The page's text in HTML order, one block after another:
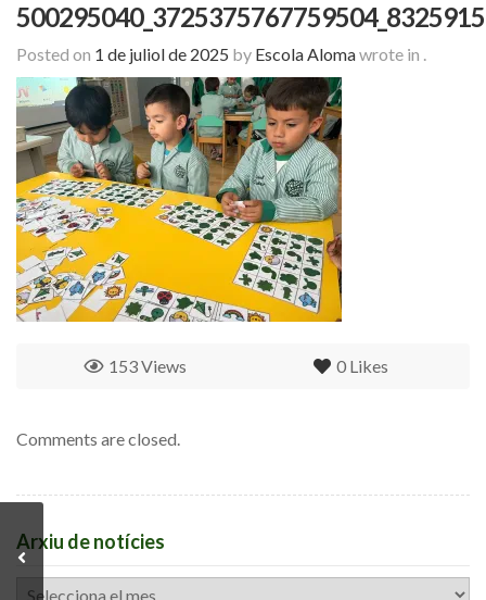
Posted on 1 de juliol de 2025 by Escola Alomawrote in .
0 Likes
153 Views
Comments are closed.
Arxiu de notícies
Arxiu